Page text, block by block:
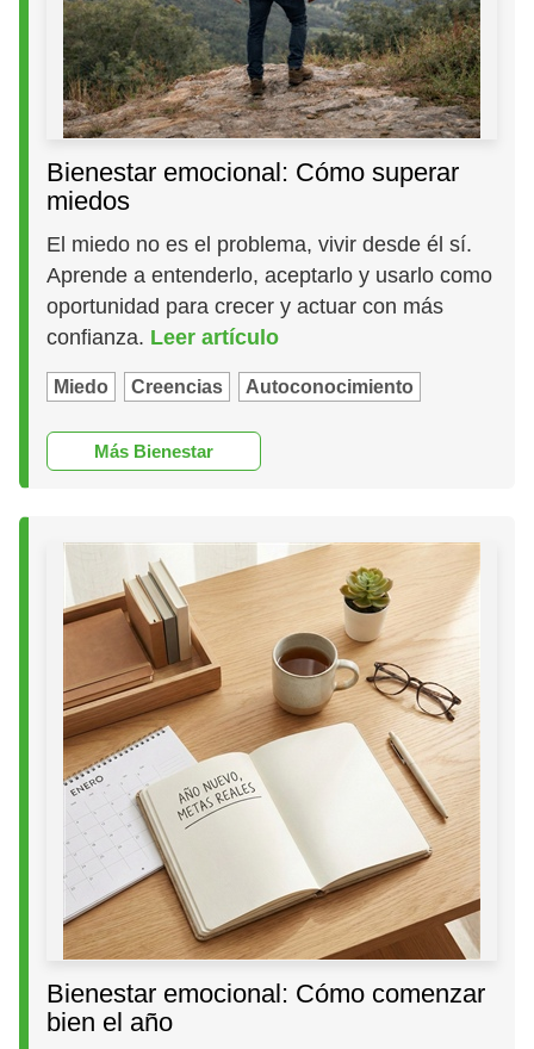
Bienestar emocional: Cómo superar
miedos
El miedo no es el problema, vivir desde él sí.
Aprende a entenderlo, aceptarlo y usarlo como
oportunidad para crecer y actuar con más
confianza. Leer artículo
Miedo Creencias Autoconocimiento
Más Bienestar
Bienestar emocional: Cómo comenzar
bien el año